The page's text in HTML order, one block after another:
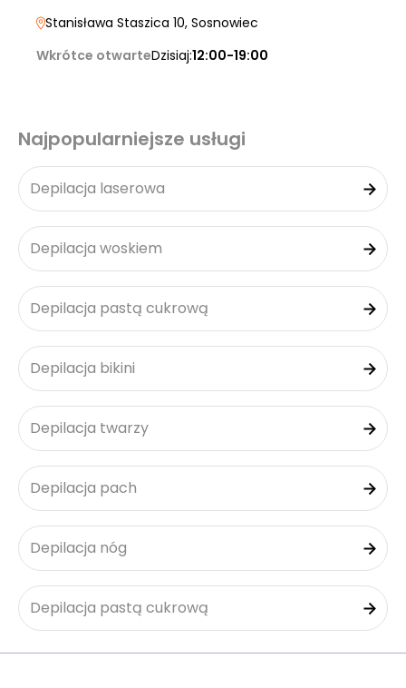
Stanisława Staszica 10, Sosnowiec
Wkrótce otwarteDzisiaj:12:00-19:00
Najpopularniejsze usługi
Depilacja laserowa
Depilacja woskiem
Depilacja pastą cukrową
Depilacja bikini
Depilacja twarzy
Depilacja pach
Depilacja nóg
Depilacja pastą cukrową